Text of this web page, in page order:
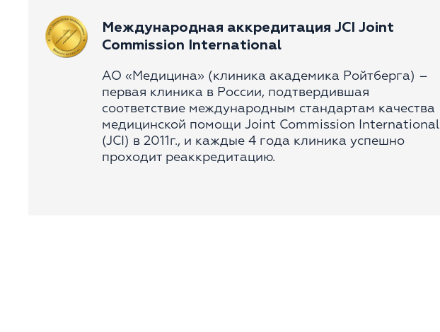
Международная аккредитация JCI Joint
Commission International
АО «Медицина» (клиника академика Ройтберга) –
первая клиника в России, подтвердившая
соответствие международным стандартам качества
медицинской помощи Joint Commission International
(JCI) в 2011г., и каждые 4 года клиника успешно
проходит реаккредитацию.